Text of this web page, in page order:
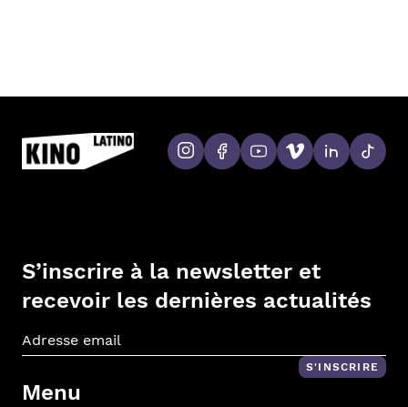
S’inscrire à la newsletter et
recevoir les dernières actualités
S'INSCRIRE
Menu